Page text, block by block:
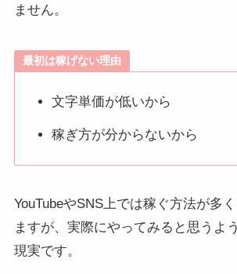
ません。
最初は稼げない理由
文字単価が低いから
稼ぎ方が分からないから
YouTubeやSNS上では稼ぐ方法が多
ますが、実際にやってみると思うよ
現実です。